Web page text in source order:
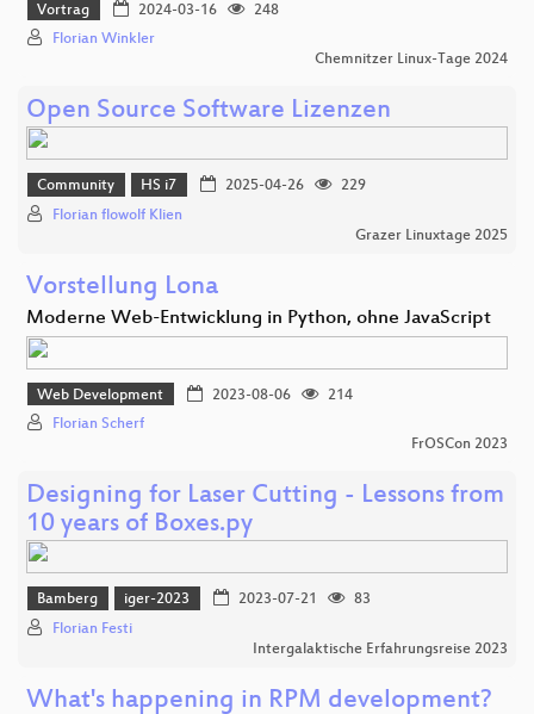
Vortrag 2024-03-16
248
Florian Winkler
Chemnitzer Linux-Tage 2024
Open Source Software Lizenzen
Community HS i7 2025-04-26
229
Florian flowolf Klien
Grazer Linuxtage 2025
Vorstellung Lona
Moderne Web-Entwicklung in Python, ohne JavaScript
Web Development 2023-08-06
214
Florian Scherf
FrOSCon 2023
Designing for Laser Cutting - Lessons from
10 years of Boxes.py
Bamberg iger-2023 2023-07-21
83
Florian Festi
Intergalaktische Erfahrungsreise 2023
What's happening in RPM development?